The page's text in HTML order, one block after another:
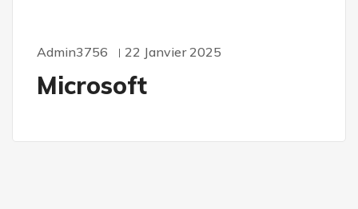
Admin3756 22 Janvier 2025
Microsoft